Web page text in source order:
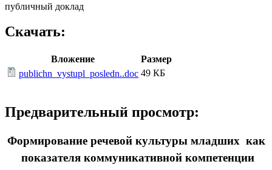
публичный доклад
Скачать:
Вложение
Размер
publichn_vystupl_posledn..doc 49 КБ
Предварительный просмотр:
Формирование речевой культуры младших как
показателя коммуникативной компетенции